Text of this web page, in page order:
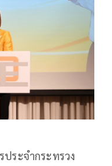
ประจำกระทรวง